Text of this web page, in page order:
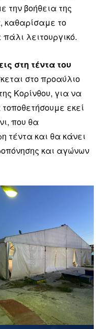
την βοήθεια της
καθαρίσαμε το
λειτουργικό.
στη τέντα του
στο προαύλιο
Κορίνθου, για να
εκεί
που θα
τέντα και θα κάνει
και αγώνων